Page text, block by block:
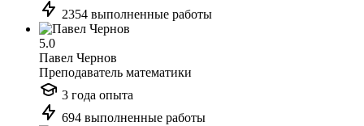
2354 выполненные работы
5.0
Павел Чернов
Преподаватель математики
3 года опыта
694 выполненные работы